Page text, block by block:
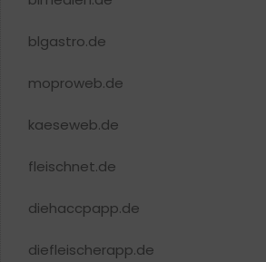
blgastro.de
moproweb.de
kaeseweb.de
fleischnet.de
diehaccpapp.de
diefleischerapp.de